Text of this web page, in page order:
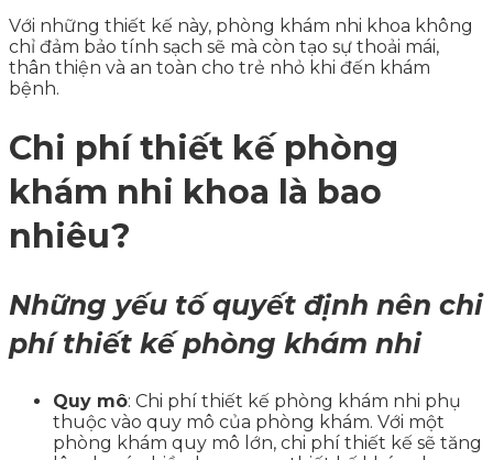
Với những thiết kế này, phòng khám nhi khoa không
chỉ đảm bảo tính sạch sẽ mà còn tạo sự thoải mái,
thân thiện và an toàn cho trẻ nhỏ khi đến khám
bệnh.
Chi phí thiết kế phòng
khám nhi khoa là bao
nhiêu?
Những yếu tố quyết định nên chi
phí thiết kế phòng khám nhi
Quy mô: Chi phí thiết kế phòng khám nhi phụ
thuộc vào quy mô của phòng khám. Với một
phòng khám quy mô lớn, chi phí thiết kế sẽ tăng